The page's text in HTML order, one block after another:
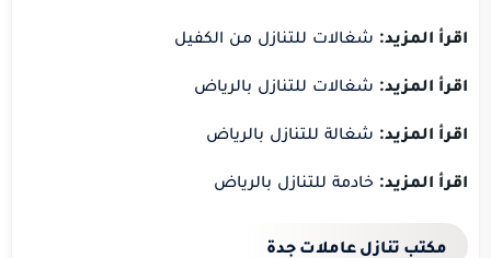
اقرأ المزيد: شغالات للتنازل من الكفيل
اقرأ المزيد: شغالات للتنازل بالرياض
اقرأ المزيد: شغالة للتنازل بالرياض
اقرأ المزيد: خادمة للتنازل بالرياض
مكتب تنازل عاملات جدة